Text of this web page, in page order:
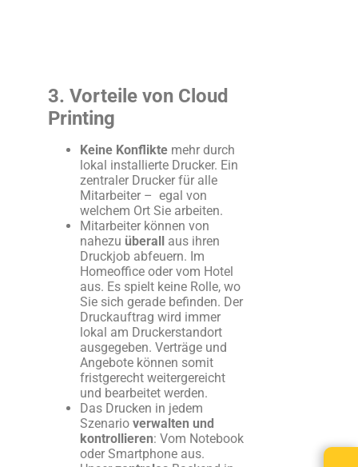
3. Vorteile von Cloud
Printing
Keine Konfliktemehr durch
lokal installierte Drucker. Ein
zentraler Drucker für alle
Mitarbeiter – egal von
welchem Ort Sie arbeiten.
Mitarbeiter können von
nahezu überall aus ihren
Druckjob abfeuern. Im
Homeoffice oder vom Hotel
aus. Es spielt keine Rolle, wo
Sie sich gerade befinden. Der
Druckauftrag wird immer
lokal am Druckerstandort
ausgegeben. Verträge und
Angebote können somit
fristgerecht weitergereicht
und bearbeitet werden.
Das Drucken in jedem
Szenario verwalten und
kontrollieren: Vom Notebook
oder Smartphone aus.